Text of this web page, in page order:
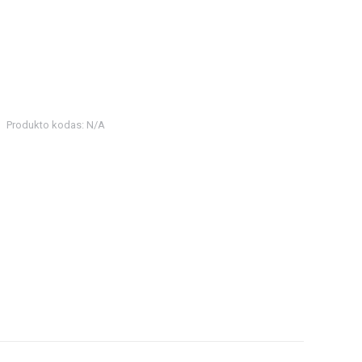
Produkto kodas: N/A